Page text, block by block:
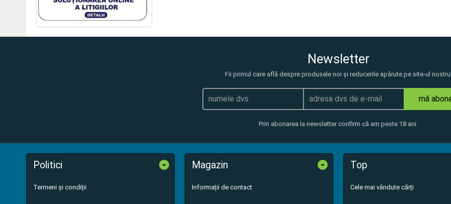
Newsletter
Fii primul care află despre produsele noi și reducerile apărute pe site-ul
mă
Prin abonarea la newsletter confirm că am peste 18 ani.
Politici -
Termeni și condiții
Magazin -
Informații de contact
Top
Cele mai vândute cărți